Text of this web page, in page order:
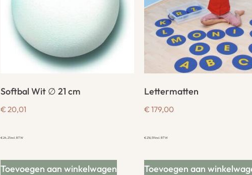
Softbal Wit ∅ 21 cm
€ 20,01
€24,21incl. BTW
Toevoegen aan winkelwagen
Lettermatten
€ 179,00
€216,59incl. BTW
Toevoegen aan